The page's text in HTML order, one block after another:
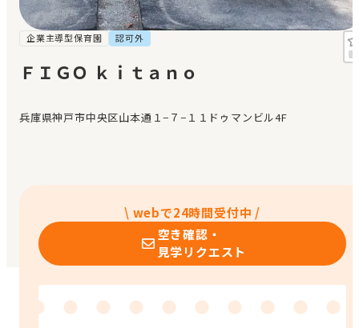
メッセージ
おすすめの園
エンクルの特徴と活用方法
企業主導型保育園 認可外
ＦＩＧＯ ｋｉｔａｎｏ
兵庫県神戸市中央区山本通１−７−１１ドゥマンビル4F
\ webで24時間受付中 /
空き確認・
見学リクエスト